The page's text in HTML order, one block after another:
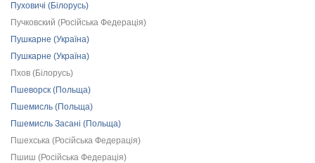
Пуховичі (Білорусь)
Пучковский (Російська Федерація)
Пушкарне (Україна)
Пушкарне (Україна)
Пхов (Білорусь)
Пшеворск (Польща)
Пшемисль (Польща)
Пшемисль Засані (Польща)
Пшехська (Російська Федерація)
Пшиш (Російська Федерація)